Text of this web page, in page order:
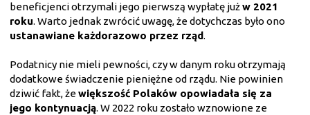
beneficjenci otrzymali jego pierwszą wypłatę jużw 2021
roku. Warto jednak zwrócić uwagę, że dotychczas było ono
ustanawiane każdorazowo przez rząd.
Podatnicy nie mieli pewności, czy w danym roku otrzymają
dodatkowe świadczenie pieniężne od rządu. Nie powinien
dziwić fakt, żewiększość Polaków opowiadała się za
jego kontynuacją. W 2022 roku zostało wznowione ze